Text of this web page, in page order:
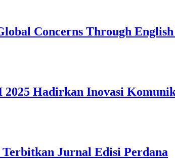
Concerns Through
Hadirkan Inovasi
Jurnal Edisi Perdana